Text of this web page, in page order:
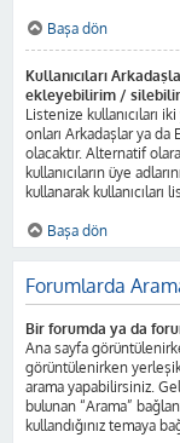
Başa dön
Kullanıcıları
ekleyebilirim /
Listenize kullanıcıları
onları Arkadaşlar ya
olacaktır. Alternatif
kullanıcıların üye
kullanarak
Başa dön
Forumlarda
Bir forumda ya da
Ana sayfa
görüntülenirken
arama yapabilirsiniz.
bulunan “Arama”
kullandığınız temaya